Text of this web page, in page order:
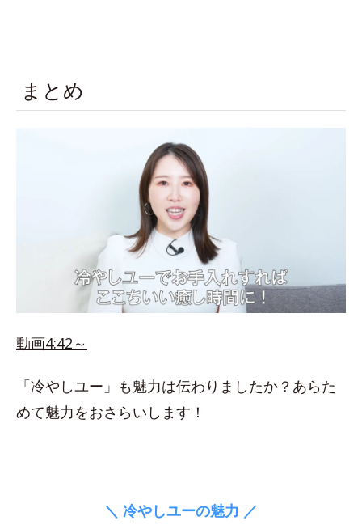
まとめ
動画4:42～
「冷やしユー」も魅力は伝わりましたか？あらた
めて魅力をおさらいします！
＼ 冷やしユーの魅力 ／